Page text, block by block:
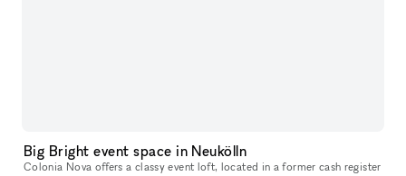
Big Bright event space in Neukölln
Colonia Nova offers a classy event loft, located in a former cash register